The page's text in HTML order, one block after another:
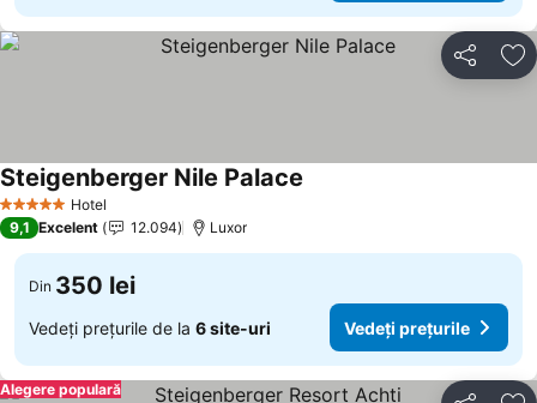
Distribuiți
5 Stele Hotel
Steigenberger Nile Palace
9,1 Excelent 12.094 Luxor
Din 350 lei
Vedeți prețurile de la 6 site-uri Vedeți prețurile
Alegere populară